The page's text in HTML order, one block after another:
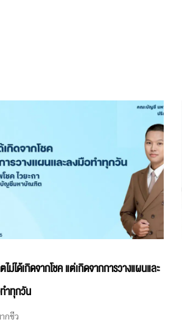
ม่ได้เกิดจากโชค แต่เกิดจากการวางแผนและ
ำทุกวัน
กชีว